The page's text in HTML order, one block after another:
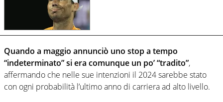
Quando a maggio annunciò uno stop a tempo
“indeterminato” si era comunque un po’ “tradito”,
affermando che nelle sue intenzioni il 2024 sarebbe stato
con ogni probabilità l’ultimo anno di carriera ad alto livello.